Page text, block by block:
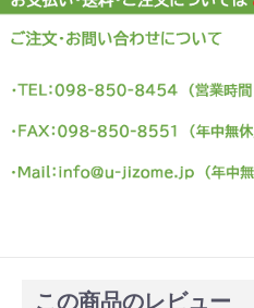
この商品のレビュー